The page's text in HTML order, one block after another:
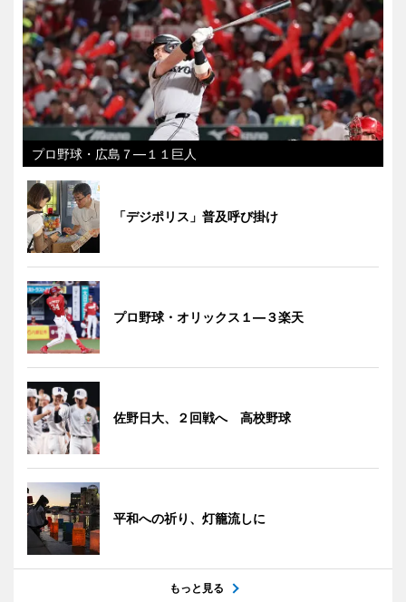
プロ野球・広島７―１１巨人
「デジポリス」普及呼び掛け
プロ野球・オリックス１―３楽天
佐野日大、２回戦へ 高校野球
平和への祈り、灯籠流しに
もっと見る